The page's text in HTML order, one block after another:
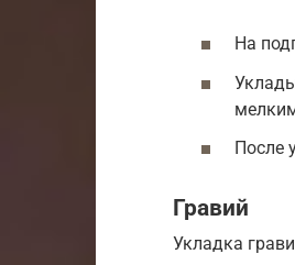
На
После
Гравий
Укладка